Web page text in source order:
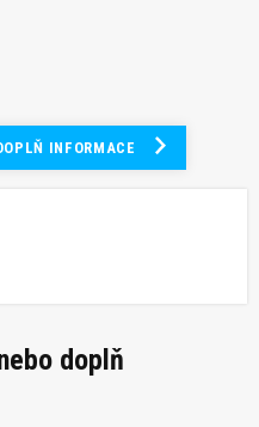
INFORMACE
doplň